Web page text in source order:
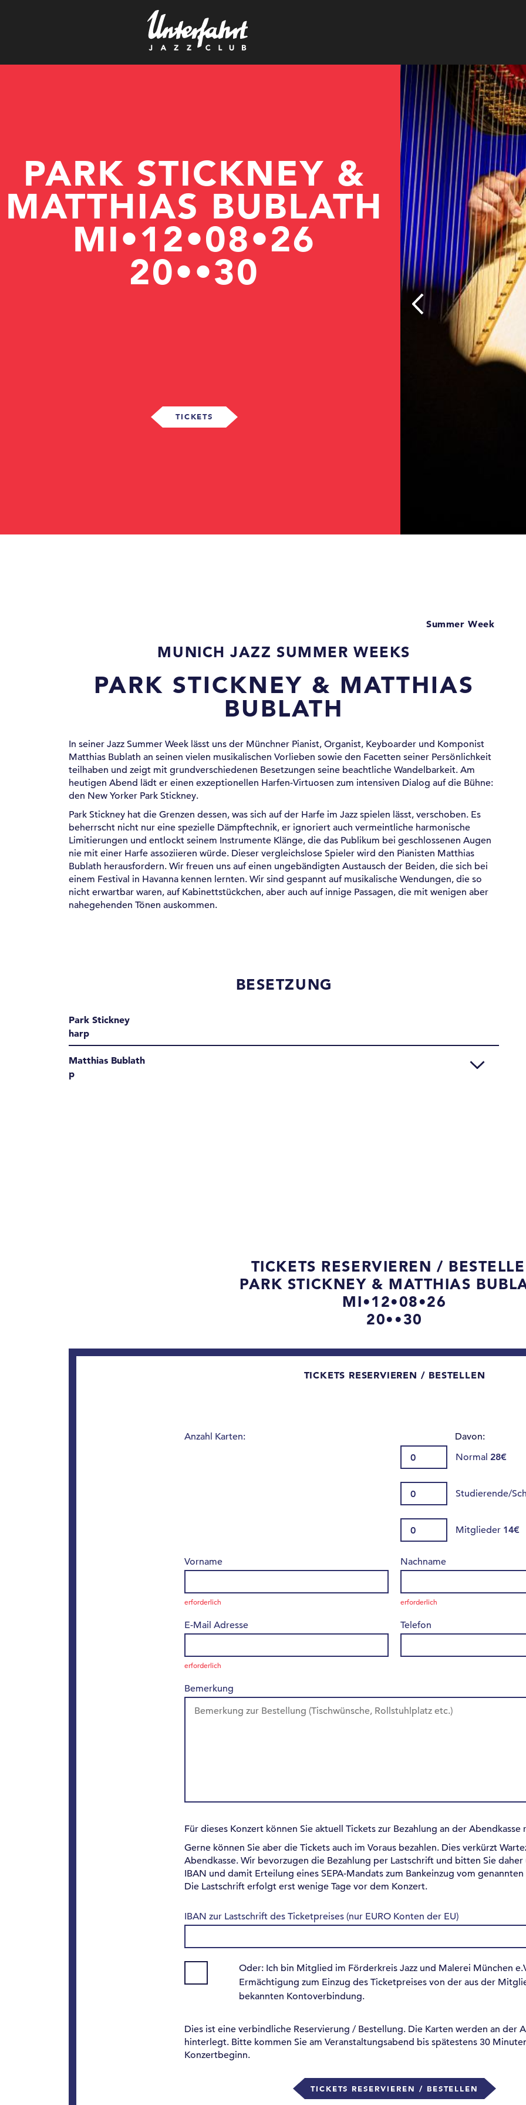
PARK STICKNEY &
MATTHIAS BUBLATH
MI•12•08•26
20••30
TICKETS
Summer Week
MUNICH JAZZ SUMMER WEEKS
PARK STICKNEY & MATTHIAS
BUBLATH
In seiner Jazz Summer Week lässt uns der Münchner Pianist, Organist, Keyboarder und Komponist
Matthias Bublath an seinen vielen musikalischen Vorlieben sowie den Facetten seiner Persönlichkeit
teilhaben und zeigt mit grundverschiedenen Besetzungen seine beachtliche Wandelbarkeit. Am
heutigen Abend lädt er einen exzeptionellen Harfen-Virtuosen zum intensiven Dialog auf die Bühne:
den New Yorker Park Stickney.
Park Stickney hat die Grenzen dessen, was sich auf der Harfe im Jazz spielen lässt, verschoben. Es
beherrscht nicht nur eine spezielle Dämpftechnik, er ignoriert auch vermeintliche harmonische
Limitierungen und entlockt seinem Instrumente Klänge, die das Publikum bei geschlossenen Augen
nie mit einer Harfe assoziieren würde. Dieser vergleichslose Spieler wird den Pianisten Matthias
Bublath herausfordern. Wir freuen uns auf einen ungebändigten Austausch der Beiden, die sich bei
einem Festival in Havanna kennen lernten. Wir sind gespannt auf musikalische Wendungen, die so
nicht erwartbar waren, auf Kabinettstückchen, aber auch auf innige Passagen, die mit wenigen aber
nahegehenden Tönen auskommen.
BESETZUNG
Park Stickney
harp
Matthias Bublath
p
TICKETS RESERVIEREN /
PARK STICKNEY & MATTHIAS
MI•12•08•26
20••30
TICKETS RESERVIEREN / BESTELLEN
Anzahl Karten:
Davon:
Normal 28€
Studierende/
Mitglieder 14€
Vorname
erforderlich
Nachname
erforderlich
E-Mail Adresse
erforderlich
Telefon
Bemerkung
Für dieses Konzert können Sie aktuell Tickets zur Bezahlung an der Abendkasse
Gerne können Sie aber die Tickets auch im Voraus bezahlen. Dies verkürzt
Abendkasse. Wir bevorzugen die Bezahlung per Lastschrift und bitten Sie
IBAN und damit Erteilung eines SEPA-Mandats zum Bankeinzug vom
Die Lastschrift erfolgt erst wenige Tage vor dem Konzert.
IBAN zur Lastschrift des Ticketpreises (nur EURO Konten der EU)
Oder: Ich bin Mitglied im Förderkreis Jazz und Malerei München
Ermächtigung zum Einzug des Ticketpreises von der aus der
bekannten Kontoverbindung.
Dies ist eine verbindliche Reservierung / Bestellung. Die Karten werden an der
hinterlegt. Bitte kommen Sie am Veranstaltungsabend bis spätestens 30
Konzertbeginn.
TICKETS RESERVIEREN / BESTELLEN